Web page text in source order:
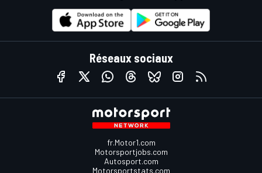
Réseaux sociaux
fr.Motor1.com
Motorsportjobs.com
Autosport.com
Motorsportstats.com